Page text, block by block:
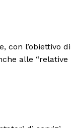
con l’obiettivo di
alle “relative